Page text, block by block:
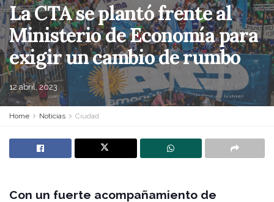
La CTA se plantó frente al
Ministerio de Economía para
exigir un cambio de rumbo
12 abril, 2023
Home Noticias Ciudad
Con un fuerte acompañamiento de